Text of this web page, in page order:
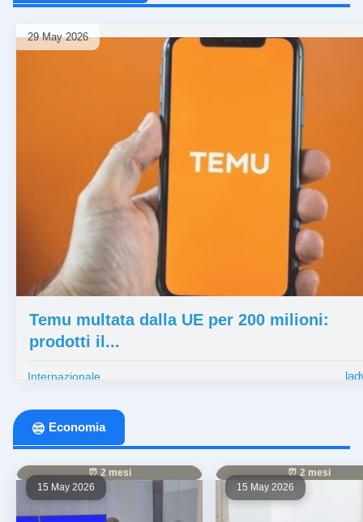
29 May 2026
Temu multata dalla UE per 200 milioni:
prodotti il...
Internazionale
Economia
15 May 2026
⏰ 2 mesi
15 May 2026
⏰ 2 mesi